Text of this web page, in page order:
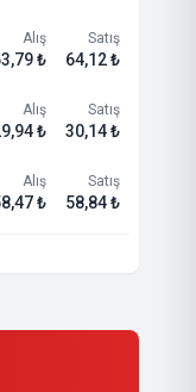
Alış
₺
Satış
64,12 ₺
Alış
₺
Satış
30,14 ₺
Alış
₺
Satış
58,84 ₺